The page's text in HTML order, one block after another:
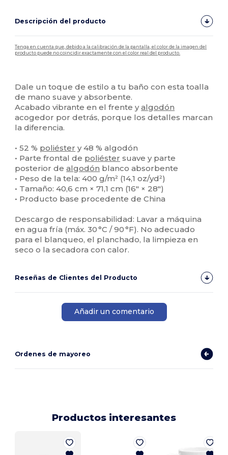
Descripción del producto
Tenga en cuenta que, debido a la calibración de la pantalla, el color de la imagen del
producto puede no coincidir exactamente con el color real del producto.
Dale un toque de estilo a tu baño con esta toalla
de mano suave y absorbente.
Acabado vibrante en el frente yalgodón
acogedor por detrás, porque los detalles marcan
la diferencia.
• 52 % poliéster y 48 % algodón
• Parte frontal de poliéster suave y parte
posterior dealgodón blanco absorbente
• Peso de la tela: 400 g/m² (14,1 oz/yd²)
• Tamaño: 40,6 cm × 71,1 cm (16″ × 28″)
• Producto base procedente de China
Descargo de responsabilidad: Lavar a máquina
en agua fría (máx. 30 °C / 90 °F). No adecuado
para el blanqueo, el planchado, la limpieza en
seco o la secadora con calor.
Reseñas de Clientes del Producto
Añadir un comentario
Ordenes de mayoreo
Productos interesantes